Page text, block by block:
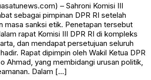
– Sahroni Komisi III
sebagai pimpinan DPR RI setelah
masa sanksi etik. Penetapan tersebut
rapat Komisi III DPR RI di kompleks
dan mendapat persetujuan seluruh
Rapat dipimpin oleh Wakil Ketua DPR
Ahmad, yang membidangi urusan politik,
Dalam […]